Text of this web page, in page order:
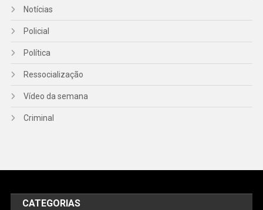
Notícias
Policial
Política
Ressocialização
Vídeo da semana
Criminal
CATEGORIAS